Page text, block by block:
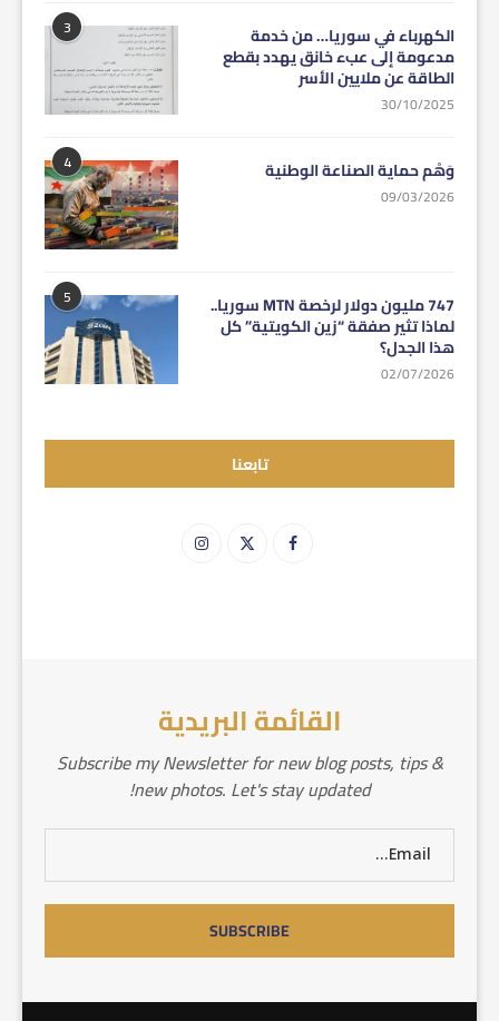
3 الكهرباء في سوريا… من خدمة
مدعومة إلى عبء خانق يهدد بقطع
الطاقة عن ملايين الأسر
30/10/2025
4 وَهْم حماية الصناعة الوطنية
09/03/2026
5 747 مليون دولار لرخصة MTN سوريا..
لماذا تثير صفقة “زين الكويتية” كل
هذا الجدل؟
02/07/2026
تابعنا
القائمة البريدية
Subscribe my Newsletter for new blog posts, tips &
new photos. Let's stay updated!